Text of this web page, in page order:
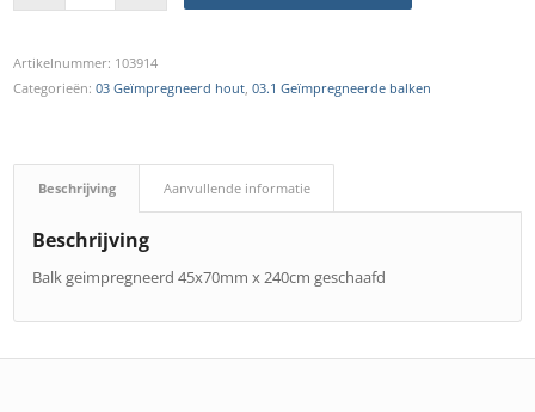
Artikelnummer: 103914
Categorieën:03 Geïmpregneerd hout,03.1 Geïmpregneerde balken
Beschrijving Aanvullende informatie
Beschrijving
Balk geimpregneerd 45x70mm x 240cm geschaafd